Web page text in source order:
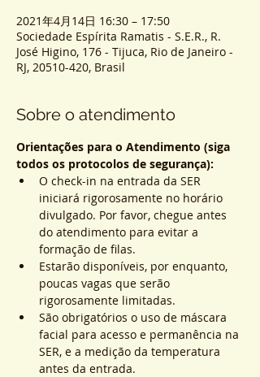
2021年4月14日 16:30 – 17:50
Sociedade Espírita Ramatis - S.E.R., R.
José Higino, 176 - Tijuca, Rio de Janeiro -
RJ, 20510-420, Brasil
Sobre o atendimento
Orientações para o Atendimento (siga
todos os protocolos de segurança):
O check-in na entrada da SER
iniciará rigorosamente no horário
divulgado. Por favor, chegue antes
do atendimento para evitar a
formação de filas.
Estarão disponíveis, por enquanto,
poucas vagas que serão
rigorosamente limitadas.
São obrigatórios o uso de máscara
facial para acesso e permanência na
SER, e a medição da temperatura
antes da entrada.